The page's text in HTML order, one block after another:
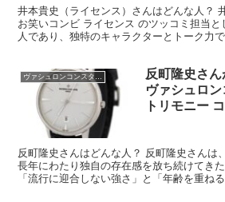
井本貴史（ライセンス）さんはどんな人？
お笑いコンビ ライセンス のツッコミ担当
人であり、独特のキャラクターとトーク力
ヴァシュロンコンスタンタン
反町隆史さん
ヴァシュロ
トリモニー
反町隆史さんはどんな人？ 反町隆史さんは
長年にわたり独自の存在感を放ち続けてき
「流行に迎合しない強さ」と「年齢を重ね